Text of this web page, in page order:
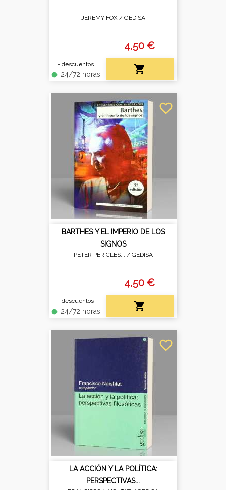
JEREMY FOX / GEDISA
+ descuentos
fiber_manual_record 24/72 horas
4,50 €

BARTHES Y EL IMPERIO DE LOS
SIGNOS
PETER PERICLES... / GEDISA
+ descuentos
fiber_manual_record 24/72 horas
4,50 €

favorite_border
LA ACCIÓN Y LA POLÍTICA:
PERSPECTIVAS...
favorite_border